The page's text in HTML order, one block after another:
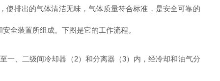
使排出的气体清洁无味，气体质量符合标准，是安全可靠的
全装置所组成。下图是它的工作流程。
一、二级间冷却器（2）和分离器（3）内，经冷却和油气分